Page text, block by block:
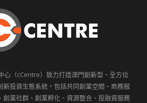
心（cCentre）致力打造澳門創新型、全方位
新投資生態系統，包括共同創業空間、商務服
創業社群、創業孵化、資源整合、投融資服務